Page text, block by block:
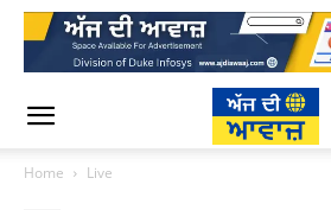
Home Live